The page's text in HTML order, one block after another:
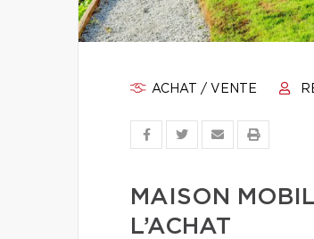
ACHAT / VENTE
MAISON
L’ACHAT